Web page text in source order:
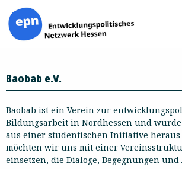
Inhalt
springen
Baobab e.V.
Baobab ist ein Verein zur
Bildungsarbeit in Nordhessen und wurde
aus einer studentischen Initiative
möchten wir uns mit einer
einsetzen, die Dialoge, Begegnungen und